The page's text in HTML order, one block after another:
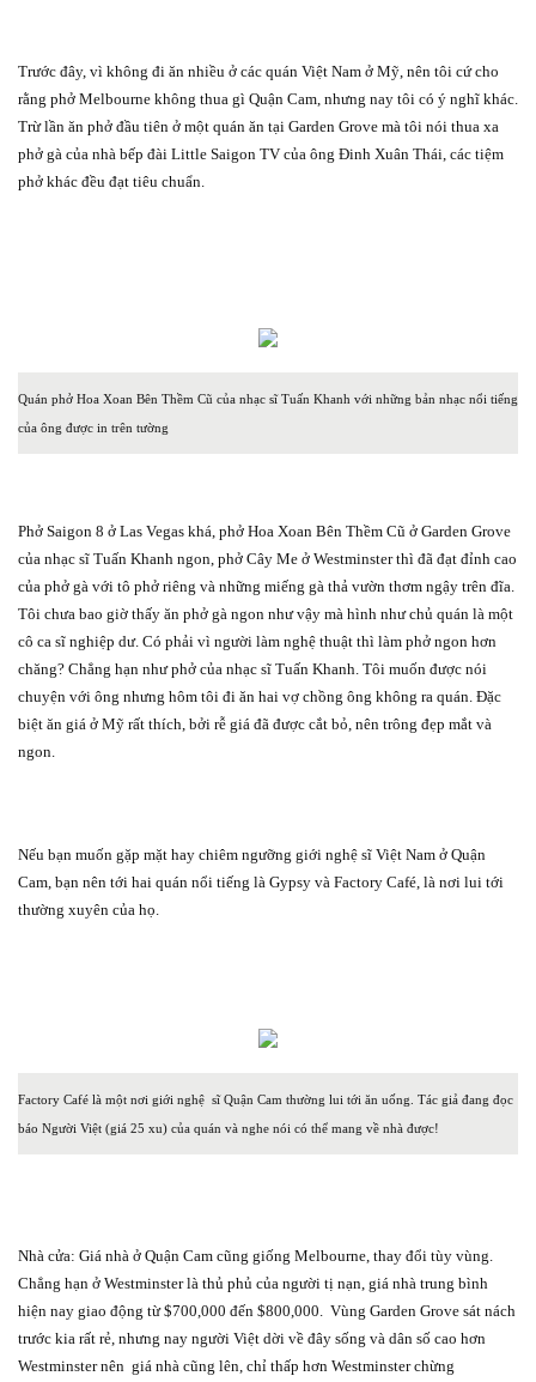
Trước đây, vì không đi ăn nhiều ở các quán Việt Nam ở Mỹ, nên tôi cứ cho
rằng phở Melbourne không thua gì Quận Cam, nhưng nay tôi có ý nghĩ khác.
Trừ lần ăn phở đầu tiên ở một quán ăn tại Garden Grove mà tôi nói thua xa
phở gà của nhà bếp đài Little Saigon TV của ông Đinh Xuân Thái, các tiệm
phở khác đều đạt tiêu chuẩn.
Quán phở Hoa Xoan Bên Thềm Cũ của nhạc sĩ Tuấn Khanh với những bản nhạc nổi tiếng
của ông được in trên tường
Phở Saigon 8 ở Las Vegas khá, phở Hoa Xoan Bên Thềm Cũ ở Garden Grove
của nhạc sĩ Tuấn Khanh ngon, phở Cây Me ở Westminster thì đã đạt đỉnh cao
của phở gà với tô phở riêng và những miếng gà thả vườn thơm ngậy trên đĩa.
Tôi chưa bao giờ thấy ăn phở gà ngon như vậy mà hình như chủ quán là một
cô ca sĩ nghiệp dư. Có phải vì người làm nghệ thuật thì làm phở ngon hơn
chăng? Chẳng hạn như phở của nhạc sĩ Tuấn Khanh. Tôi muốn được nói
chuyện với ông nhưng hôm tôi đi ăn hai vợ chồng ông không ra quán. Đặc
biệt ăn giá ở Mỹ rất thích, bởi rễ giá đã được cắt bỏ, nên trông đẹp mắt và
ngon.
Nếu bạn muốn gặp mặt hay chiêm ngưỡng giới nghệ sĩ Việt Nam ở Quận
Cam, bạn nên tới hai quán nổi tiếng là Gypsy và Factory Café, là nơi lui tới
thường xuyên của họ.
Factory Café là một nơi giới nghệ sĩ Quận Cam thường lui tới ăn uống. Tác giả đang đọc
báo Người Việt (giá 25 xu) của quán và nghe nói có thể mang về nhà được!
Nhà cửa: Giá nhà ở Quận Cam cũng giống Melbourne, thay đổi tùy vùng.
Chẳng hạn ở Westminster là thủ phủ của người tị nạn, giá nhà trung bình
hiện nay giao động từ $700,000 đến $800,000.
Vùng Garden Grove sát nách
trước kia rất rẻ, nhưng nay người Việt dời về đây sống và dân số cao hơn
Westminster nên giá nhà cũng lên, chỉ thấp hơn Westminster chừng